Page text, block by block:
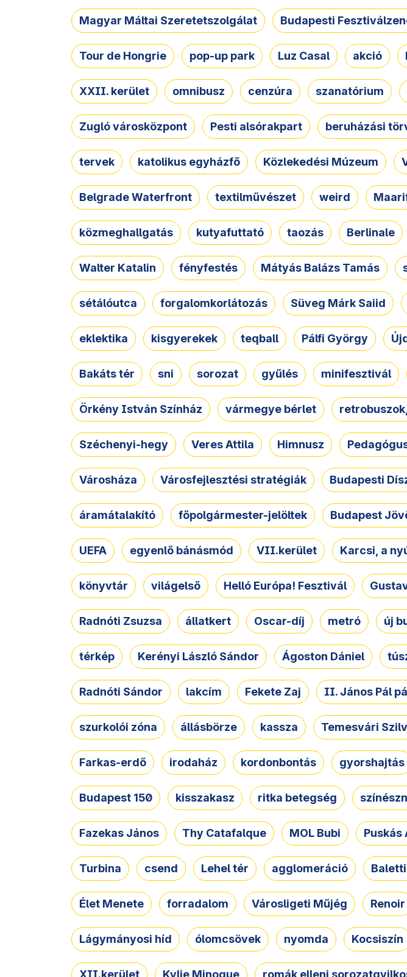
Magyar Máltai Szeretetszolgálat Budapesti
Tour de Hongrie pop-up park Luz Casal akció
XXII. kerület omnibusz cenzúra szanatórium
Zugló városközpont Pesti alsórakpart beruházási
tervek katolikus egyházfő Közlekedési Múzeum
Belgrade Waterfront textilművészet weird
közmeghallgatás kutyafuttató taozás Berlinale
Walter Katalin fényfestés Mátyás Balázs Tamás
sétálóutca forgalomkorlátozás Süveg Márk Saiid
eklektika kisgyerekek teqball Pálfi György
Bakáts tér sni sorozat gyűlés minifesztivál
Örkény István Színház vármegye bérlet
Széchenyi-hegy Veres Attila Himnusz
Városháza Városfejlesztési stratégiák Budapesti
áramátalakító főpolgármester-jelöltek Budapest
UEFA egyenlő bánásmód VII.kerület Karcsi, a
könyvtár világelső Helló Európa! Fesztivál
Radnóti Zsuzsa állatkert Oscar-díj metró új
térkép Kerényi László Sándor Ágoston Dániel
Radnóti Sándor lakcím Fekete Zaj II. János Pál
szurkolói zóna állásbörze kassza Temesvári
Farkas-erdő irodaház kordonbontás gyorshajtás
Budapest 150 kisszakasz ritka betegség
Fazekas János Thy Catafalque MOL Bubi Puskás
Turbina csend Lehel tér agglomeráció
Élet Menete forradalom Városligeti Műjég Renoir
Lágymányosi híd ólomcsövek nyomda Kocsiszín
XII.kerület Kylie Minogue romák elleni